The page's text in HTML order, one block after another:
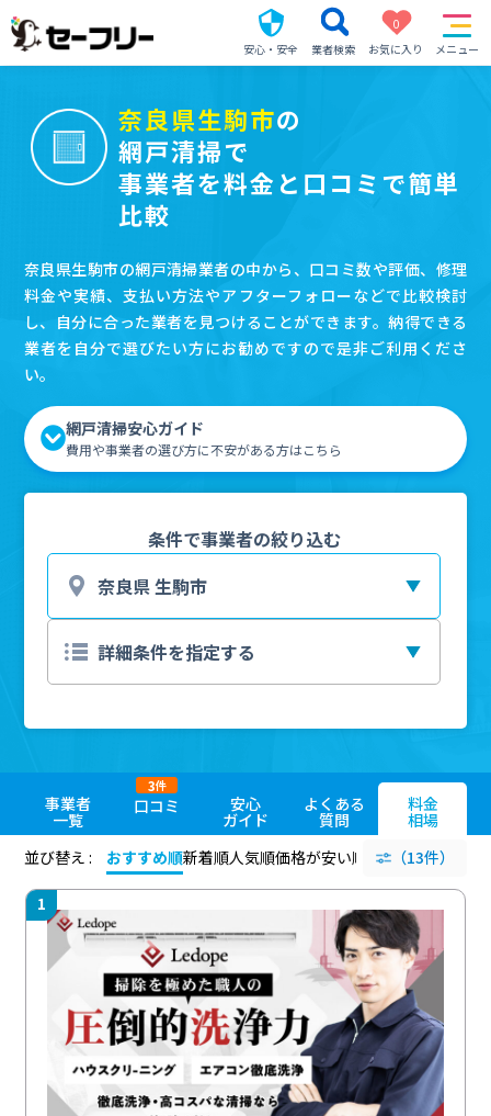
安心・安全 業者検索
0
お気に入り
メニュー
奈良県生駒市の
網戸清掃で
事業者を料金と口コミで簡単
比較
奈良県生駒市の網戸清掃業者の中から、口コミ数や評価、修理
料金や実績、支払い方法やアフターフォローなどで比較検討
し、自分に合った業者を見つけることができます。納得できる
業者を自分で選びたい方にお勧めですので是非ご利用くださ
い。
網戸清掃安心ガイド
費用や事業者の選び方に不安がある方はこちら
条件で事業者の絞り込む
事業者
一覧
口コミ
3件
安心
ガイド
よくある
質問
料金
相場
並び替え :
おすすめ順新着順人気順価格が安い順 評価が高い順
（13件）
1